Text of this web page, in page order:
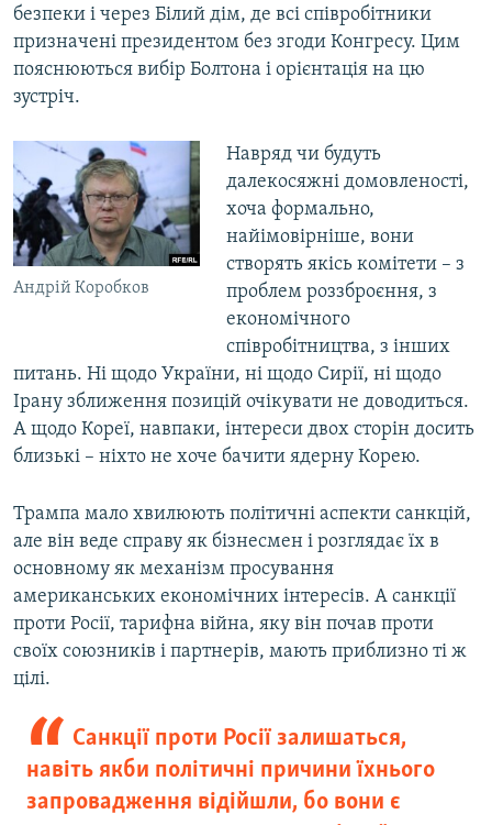
безпеки і через Білий дім, де всі співробітники
призначені президентом без згоди Конгресу. Цим
пояснюються вибір Болтона і орієнтація на цю
зустріч.
Андрій Коробков
Навряд чи будуть
далекосяжні домовленості,
хоча формально,
найімовірніше, вони
створять якісь комітети – з
проблем роззброєння, з
економічного
співробітництва, з інших
питань. Ні щодо України, ні щодо Сирії, ні щодо
Ірану зближення позицій очікувати не доводиться.
А щодо Кореї, навпаки, інтереси двох сторін досить
близькі – ніхто не хоче бачити ядерну Корею.
Трампа мало хвилюють політичні аспекти санкцій,
але він веде справу як бізнесмен і розглядає їх в
основному як механізм просування
американських економічних інтересів. А санкції
проти Росії, тарифна війна, яку він почав проти
своїх союзників і партнерів, мають приблизно ті ж
цілі.
Санкції проти Росії залишаться,
навіть якби політичні причини їхнього
запровадження відійшли, бо вони є